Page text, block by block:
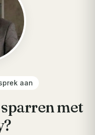
aan
met